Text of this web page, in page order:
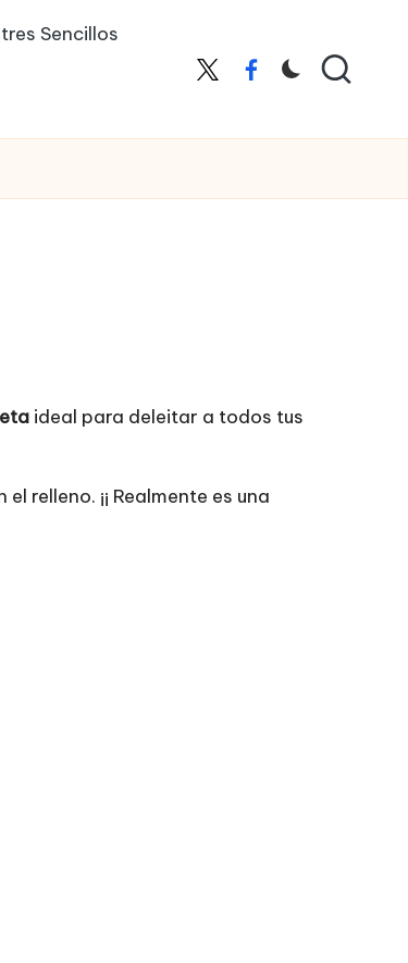
Sencillos
X Facebook
ideal para deleitar a todos tus
relleno. ¡¡ Realmente es una